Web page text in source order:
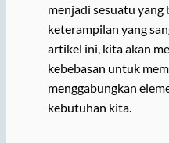
menjadi sesuatu yang
keterampilan yang
artikel ini, kita akan
kebebasan untuk
menggabungkan
kebutuhan kita.